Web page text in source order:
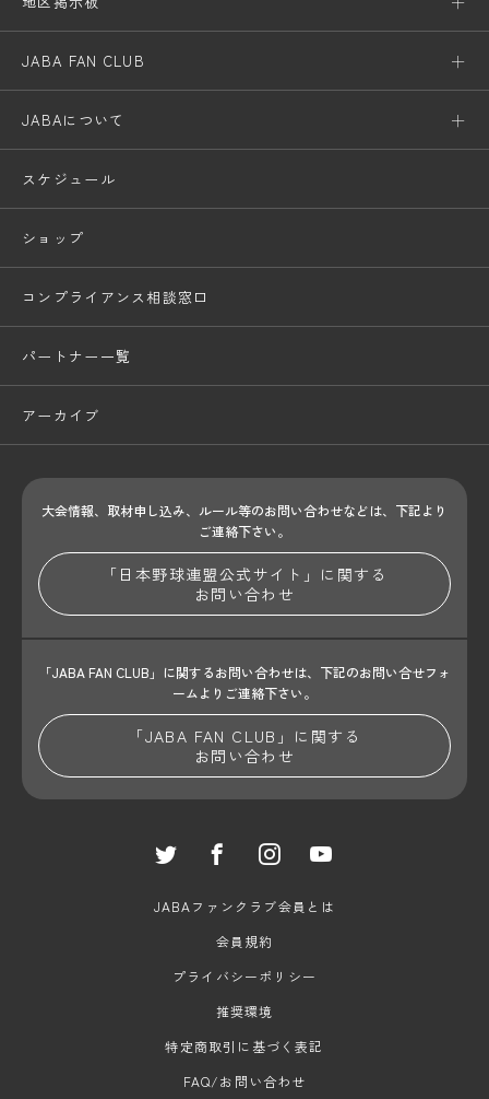
JABA FAN CLUB
JABAについて
スケジュール
ショップ
コンプライアンス相談窓口
パートナー一覧
アーカイブ
大会情報、取材申し込み、ルール等のお問い合わせなどは、下記より
ご連絡下さい。
「日本野球連盟公式サイト」に関する
お問い合わせ
「JABA FAN CLUB」に関するお問い合わせは、 下記のお問い合せフォ
ームよりご連絡下さい。
「JABA FAN CLUB」に関する
お問い合わせ
JABAファンクラブ会員とは
会員規約
プライバシーポリシー
推奨環境
特定商取引に基づく表記
FAQ/お問い合わせ